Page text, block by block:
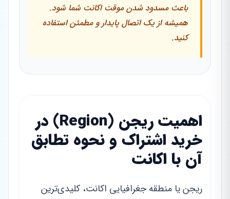
باعث مسدود شدن موقت اکانت شما شود.
همیشه از یک اتصال پایدار و مطمئن استفاده
کنید.
اهمیت ریجن (Region) در
خرید اشتراک و نحوه تطابق
آن با اکانت
ریجن یا منطقه جغرافیایی اکانت، کلیدی‌ترین